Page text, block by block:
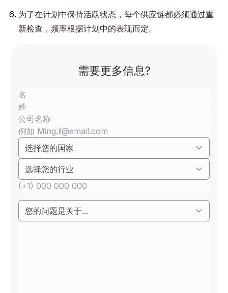
为了在计划中保持活跃状态，每个供应链都必须通过重
新检查，频率根据计划中的表现而定。
需要更多信息?